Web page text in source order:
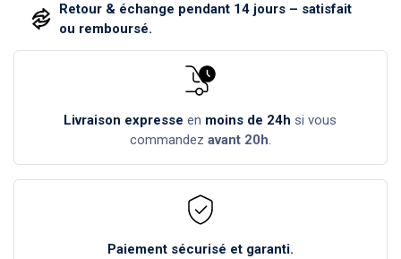
Retour & échange pendant 14 jours – satisfait
ou remboursé.
Livraison expresse en moins de 24h si vous
commandez avant 20h.
Paiement sécurisé et garanti.